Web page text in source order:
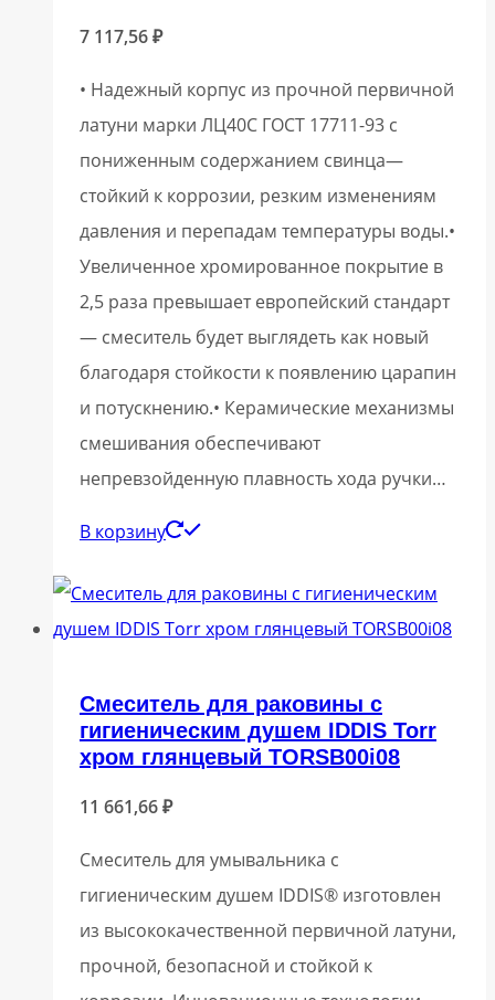
7 117,56₽
• Надежный корпус из прочной первичной
латуни марки ЛЦ40С ГОСТ 17711-93 с
пониженным содержанием свинца—
стойкий к коррозии, резким изменениям
давления и перепадам температуры воды.•
Увеличенное хромированное покрытие в
2,5 раза превышает европейский стандарт
— смеситель будет выглядеть как новый
благодаря стойкости к появлению царапин
и потускнению.• Керамические механизмы
смешивания обеспечивают
непревзойденную плавность хода ручки…
В корзину
Смеситель для раковины с
гигиеническим душем IDDIS Torr
хром глянцевый TORSB00i08
11 661,66₽
Смеситель для умывальника с
гигиеническим душем IDDIS® изготовлен
из высококачественной первичной латуни,
прочной, безопасной и стойкой к